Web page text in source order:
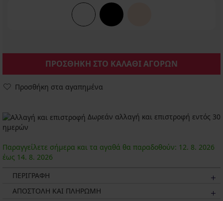
ΠΡΟΣΘΗΚΗ ΣΤΟ ΚΑΛΑΘΙ ΑΓΟΡΩΝ
Προσθήκη στα αγαπημένα
Δωρεάν αλλαγή και επιστροφή εντός 30
ημερών
Παραγγείλετε σήμερα και τα αγαθά θα παραδοθούν: 12. 8. 2026
έως 14. 8. 2026
ΠΕΡΙΓΡΑΦΗ
ΑΠΟΣΤΟΛΗ ΚΑΙ ΠΛΗΡΩΜΗ